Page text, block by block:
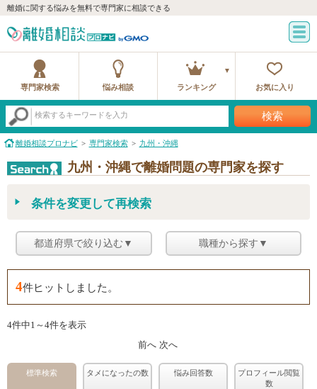
離婚に関する悩みを無料で専門家に相談できる
専門家検索 悩み相談 ランキング お気に入り
検索するキーワードを入力 検索
離婚相談プロナビ 専門家検索 九州・沖縄
九州・沖縄で離婚問題の専門家を探す
条件を変更して再検索
都道府県で絞り込む▼ 職種から探す▼
4件ヒットしました。
4件中1～4件を表示
前へ 次へ
標準検索 タメになったの数 悩み回答数
プロフィール閲覧
数